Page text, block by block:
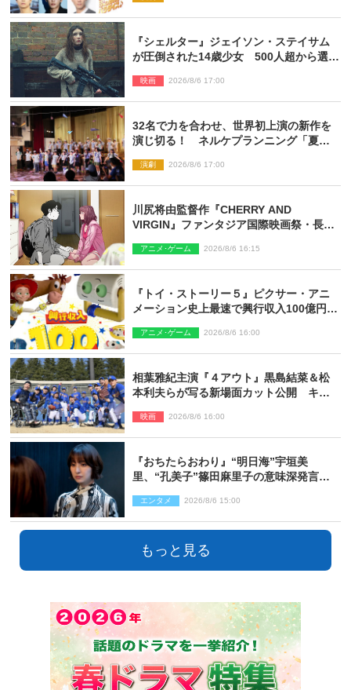
『シェルター』ジェイソン・ステイサム
が圧倒された14歳少女 500人超から選出
とは
映画 2026/8/6 17:00
32名で力を合わせ、世界初上演の新作を
演じ切る！ ネルケプランニング「夏休
ト【最終日】
演劇 2026/8/6 17:00
川尻将由監督作『CHERRY AND
VIRGIN』ファンタジア国際映画祭・長編
アニメ･ゲーム 2026/8/6 16:15
『トイ・ストーリー５』ピクサー・アニ
メーション史上最速で興行収入100億円突
アニメ･ゲーム 2026/8/6 16:00
相葉雅紀主演『４アウト』黒島結菜＆松
本利夫らが写る新場面カット公開 キャ
映画 2026/8/6 16:00
『おちたらおわり』“明日海”宇垣美
里、“孔美子”篠田麻里子の意味深発言に
開」
エンタメ 2026/8/6 15:00
もっと見る